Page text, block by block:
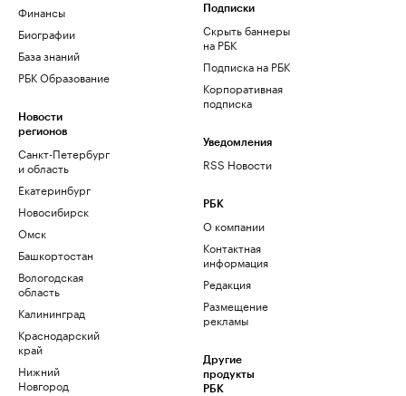
Финансы
Биографии
База знаний
РБК Образование
Новости
регионов
Санкт-Петербург
и область
Екатеринбург
Новосибирск
Омск
Башкортостан
Вологодская
область
Калининград
Краснодарский
край
Нижний
Новгород
Подписки
Скрыть баннеры
на РБК
Подписка на РБК
Корпоративная
подписка
Уведомления
RSS Новости
РБК
О компании
Контактная
информация
Редакция
Размещение
рекламы
Другие
продукты
РБК